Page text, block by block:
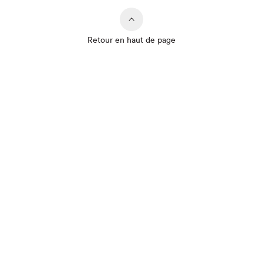
Retour en haut de page